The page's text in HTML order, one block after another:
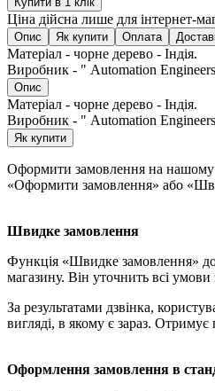
Ціна дійсна лише для інтернет-
Опис Як купити Оплата
Матеріал - чорне дерево - Індія.
Виробник - " Automation Engineers
Опис
Матеріал - чорне дерево - Індія.
Виробник - " Automation Engineers
Як купити
Оформити замовлення на нашому
«Оформити замовлення» або
Швидке замовлення
Функція «Швидке замовлення»
магазину. Він уточнить всі
За результатами дзвінка,
вигляді, в якому є зараз.
Оформлення замовлення в